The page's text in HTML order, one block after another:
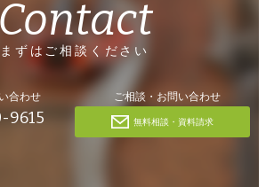
Contact
まずはご相談ください
合わせ
9615
ご相談・お問い合わせ
無料相談・資料請求